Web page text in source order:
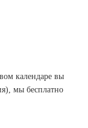
календаре вы
мы бесплатно